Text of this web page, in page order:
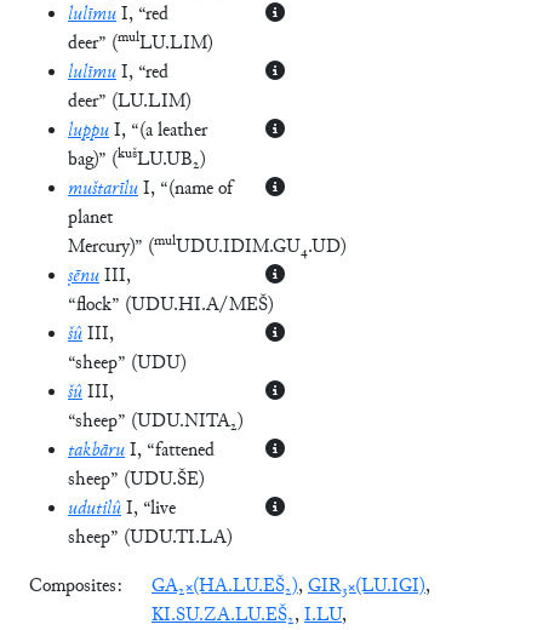
lulīmuI, “red
deer” (mulLU.LIM)
lulīmuI, “red
deer” (LU.LIM)
luppuI, “(a leather
bag)” (kušLU.UB₂)
muštarīluI, “(name of
planet
Mercury)” (mulUDU.IDIM.GU₄.UD)
ṣēnuIII,
“flock” (UDU.HI.A/MEŠ)
šûIII,
“sheep” (UDU)
šûIII,
“sheep” (UDU.NITA₂)
takbāruI, “fattened
sheep” (UDU.ŠE)
udutilûI, “live
sheep” (UDU.TI.LA)
Composites:
GA₂×(HA.LU.EŠ₂),GIR₃×(LU.IGI),
KI.SU.ZA.LU.EŠ₂,I.LU,